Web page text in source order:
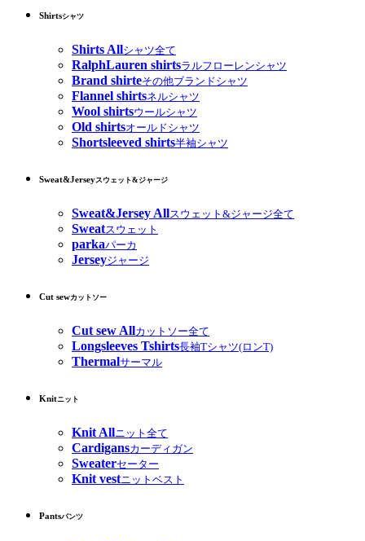
Shirtsシャツ
Shirts Allシャツ全て
RalphLauren shirtsラルフローレンシャツ
Brand shirteその他ブランドシャツ
Flannel shirtsネルシャツ
Wool shirtsウールシャツ
Old shirtsオールドシャツ
Shortsleeved shirts半袖シャツ
Sweat&Jerseyスウェット&ジャージ
Sweat&Jersey Allスウェット&ジャージ全て
Sweatスウェット
parkaパーカ
Jerseyジャージ
Cut sewカットソー
Cut sew Allカットソー全て
Longsleeves Tshirts長袖Tシャツ(ロンT)
Thermalサーマル
Knitニット
Knit Allニット全て
Cardigansカーディガン
Sweaterセーター
Knit vestニットベスト
Pantsパンツ